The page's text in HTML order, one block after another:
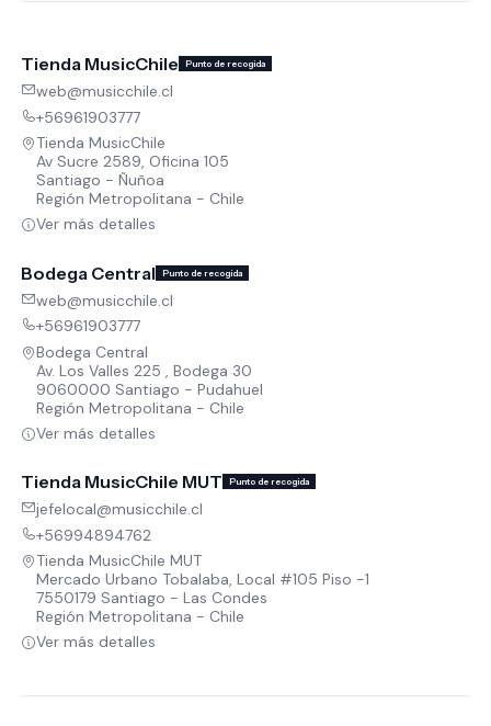
Tienda MusicChile Punto de recogida
web@musicchile.cl
+56961903777
Tienda MusicChile
Av Sucre 2589, Oficina 105
Santiago - Ñuñoa
Región Metropolitana - Chile
Ver más detalles
Bodega Central Punto de recogida
web@musicchile.cl
+56961903777
Bodega Central
Av. Los Valles 225 , Bodega 30
9060000 Santiago - Pudahuel
Región Metropolitana - Chile
Ver más detalles
Tienda MusicChile MUT Punto de recogida
jefelocal@musicchile.cl
+56994894762
Tienda MusicChile MUT
Mercado Urbano Tobalaba, Local #105 Piso -1
7550179 Santiago - Las Condes
Región Metropolitana - Chile
Ver más detalles